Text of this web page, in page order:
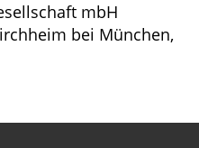
mbH
bei München,